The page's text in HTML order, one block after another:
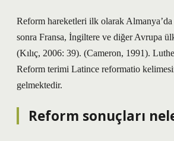
Reform hareketleri ilk olarak Almanya’da
sonra Fransa, İngiltere ve diğer Avrupa
(Kılıç, 2006: 39). (Cameron, 1991).
Reform terimi Latince reformatio
gelmektedir.
Reform sonuçları